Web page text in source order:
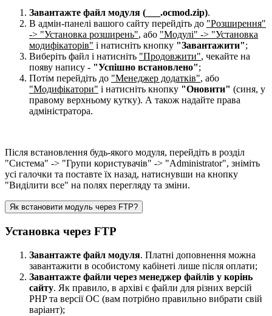
Завантажте файл модуля (___.ocmod.zip).
В адмін-панелі вашого сайту перейдіть до "Розширення"
-> "Установка розширень", або "Модулі" -> "Установка
модифікаторів" і натисніть кнопку "Завантажити";
Виберіть файл і натисніть "Продовжити", чекайте на
появу напису - "Успішно встановлено";
Потім перейдіть до "Менеджер додатків", або
"Модифікатори" і натисніть кнопку "Оновити" (синя, у
правому верхньому кутку). А також надайте права
адміністратора.
Після встановлення будь-якого модуля, перейдіть в розділ
"Система" -> "Групи користувачів" -> "Administrator", зніміть
усі галочки та поставте їх назад, натиснувши на кнопку
"Виділити все" на полях перегляду та зміни.
Як встановити модуль через FTP?
Установка через FTP
Завантажте файл модуля. Платні доповнення можна
завантажити в особистому кабінеті лише після оплати;
Завантажте файли через менеджер файлів у корінь
сайту. Як правило, в архіві є файли для різних версій
PHP та версії OC (вам потрібно правильно вибрати свій
варіант);